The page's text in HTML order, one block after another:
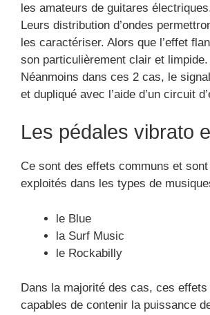
les amateurs de guitares
Leurs distribution d’ondes
les caractériser. Alors que l’effet
son particulièrement clair et limpide.
Néanmoins dans ces 2 cas, le
et dupliqué avec l’aide d’un circuit
Les pédales vibrato
Ce sont des effets communs et
exploités dans les types de
le Blue
la Surf Music
le Rockabilly
Dans la majorité des cas, ces effets
capables de contenir la puissance